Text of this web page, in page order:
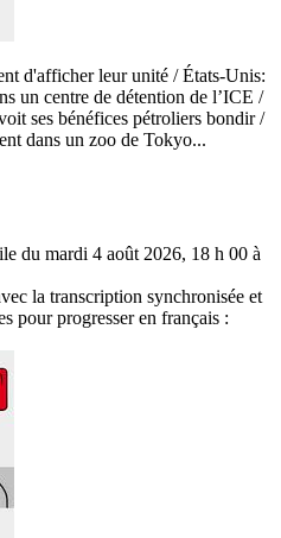
d'afficher leur unité / États-Unis:
un centre de détention de l’ICE /
ses bénéfices pétroliers bondir /
dans un zoo de Tokyo...
du mardi 4 août 2026, 18 h 00 à
la transcription synchronisée et
pour progresser en français :